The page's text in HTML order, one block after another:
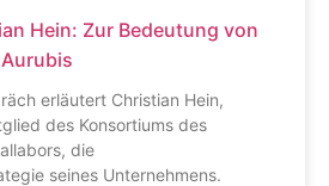
Hein: Zur Bedeutung von
erläutert Christian Hein,
des Konsortiums des
die
seines Unternehmens.